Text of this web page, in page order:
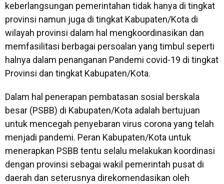
keberlangsungan pemerintahan tidak hanya di tingkat
provinsi namun juga di tingkat Kabupaten/Kota di
wilayah provinsi dalam hal mengkoordinasikan dan
memfasilitasi berbagai persoalan yang timbul seperti
halnya dalam penanganan Pandemi covid-19 di tingkat
Provinsi dan tingkat Kabupaten/Kota.
Dalam hal penerapan pembatasan sosial berskala
besar (PSBB) di Kabupaten/Kota adalah bertujuan
untuk mencegah penyebaran virus corona yang telah
menjadi pandemi. Peran Kabupaten/Kota untuk
menerapkan PSBB tentu selalu melakukan koordinasi
dengan provinsi sebagai wakil pemerintah pusat di
daerah dan seterusnya direkomendasikan oleh